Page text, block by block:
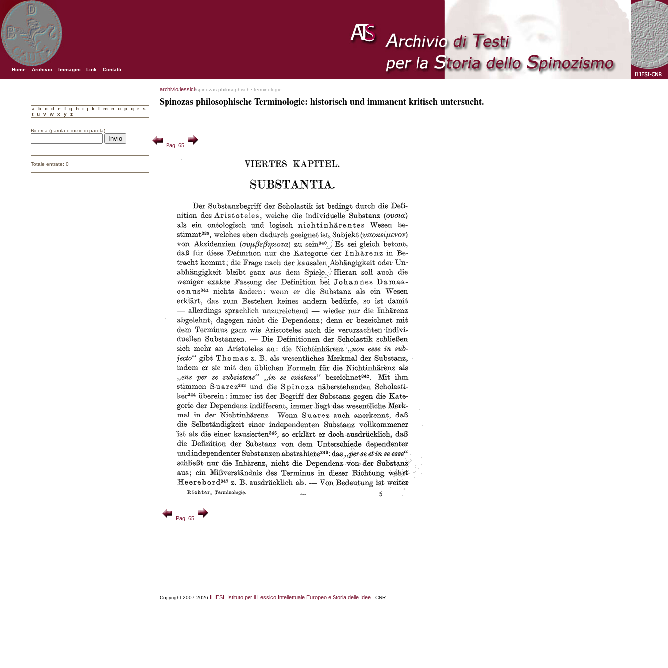
Home Archivio Immagini Link Contatti
a b c d e f g h i j k l m n o p q r
s
t
u v w x y z
Ricerca (parola o inizio di parola)
Totale entrate: 0
archivio/lessici/spinozas philosophische terminologie
Spinozas philosophische Terminologie: historisch und immanent kritisch untersucht.
Pag. 65
Pag. 65
Copyright 2007-2026 ILIESI, Istituto per il Lessico Intellettuale Europeo e Storia delle Idee - CNR.